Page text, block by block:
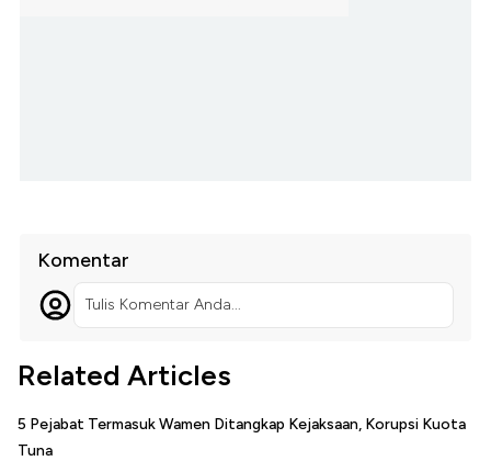
Komentar
Tulis Komentar Anda...
Related Articles
5 Pejabat Termasuk Wamen Ditangkap Kejaksaan, Korupsi Kuota
Tuna